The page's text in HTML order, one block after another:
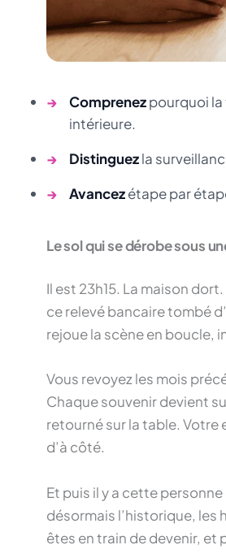
→ Comprenezpourquoi la
intérieure.
→
Distinguezla
→
Avancezétape par
Le sol qui se dérobe sous
Il est 23h15. La maison
ce relevé bancaire tombé
rejoue la scène en boucle,
Vous revoyez les mois
Chaque souvenir devient
retourné sur la table.
d’à côté.
Et puis il y a cette
désormais l’historique, les
êtes en train de devenir, et